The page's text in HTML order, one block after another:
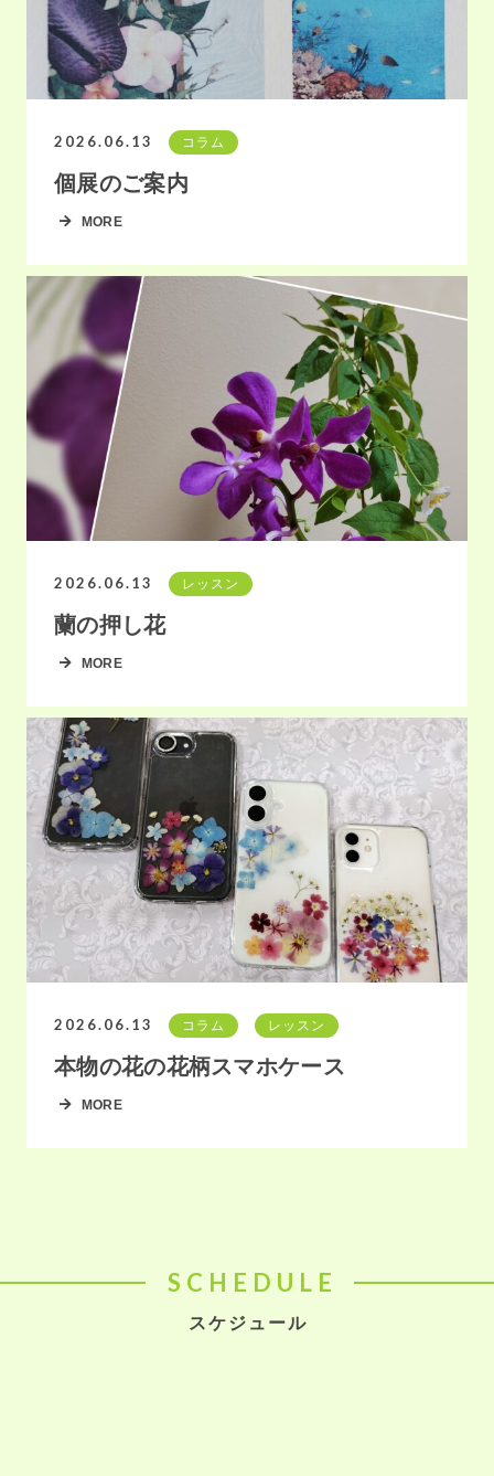
2026.06.13 コラム
個展のご案内
MORE
2026.06.13 レッスン
蘭の押し花
MORE
2026.06.13 コラム レッスン
本物の花の花柄スマホケース
MORE
SCHEDULE
スケジュール